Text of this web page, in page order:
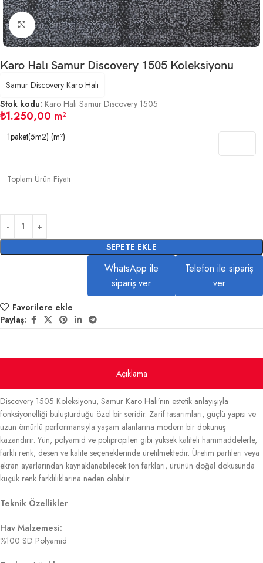
Büyütmek için tıklayın
Karo Halı Samur Discovery 1505 Koleksiyonu
Samur Discovery Karo Halı
Stok kodu: Karo Halı Samur Discovery 1505
₺1.250,00 m²
1paket(5m2) (m²)
Toplam Ürün Fiyatı
SEPETE EKLE
WhatsApp ile
sipariş ver
Telefon ile sipariş
ver
Favorilere ekle
Paylaş:
Açıklama
Discovery 1505 Koleksiyonu, Samur Karo Halı’nın estetik anlayışıyla
fonksiyonelliği buluşturduğu özel bir seridir. Zarif tasarımları, güçlü yapısı ve
uzun ömürlü performansıyla yaşam alanlarına modern bir dokunuş
kazandırır. Yün, polyamid ve polipropilen gibi yüksek kaliteli hammaddelerle,
farklı renk, desen ve kalite seçeneklerinde üretilmektedir. Üretim partileri veya
ekran ayarlarından kaynaklanabilecek ton farkları, ürünün doğal dokusunda
küçük renk farklılıklarına neden olabilir.
Teknik Özellikler
Hav Malzemesi:
%100 SD Polyamid